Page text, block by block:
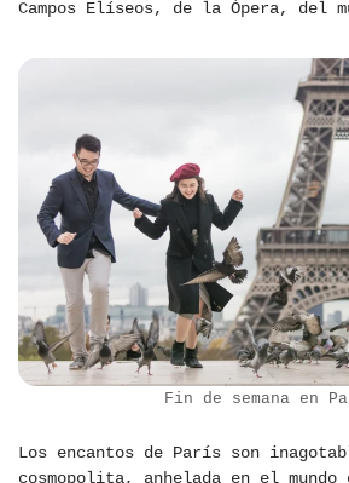
Campos Elíseos, de la Ópera, del
Fin de semana en
Los encantos de París son
cosmopolita, anhelada en el